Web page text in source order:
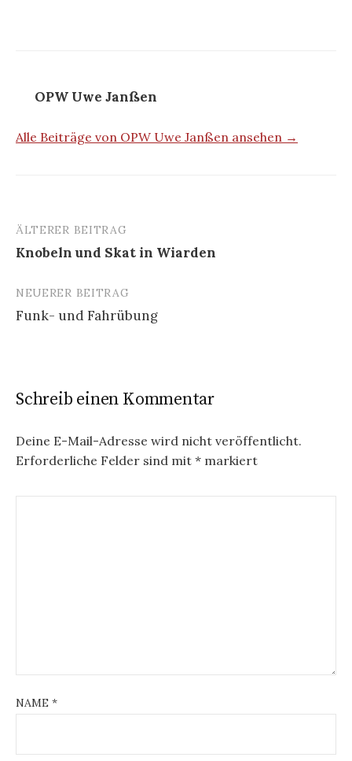
OPW Uwe Janßen
Alle Beiträge von OPW Uwe Janßen ansehen →
Beitrags-
Navigation
ÄLTERER BEITRAG
Knobeln und Skat in Wiarden
NEUERER BEITRAG
Funk- und Fahrübung
Schreib einen Kommentar
Deine E-Mail-Adresse wird nicht veröffentlicht.
Erforderliche Felder sind mit * markiert
NAME *